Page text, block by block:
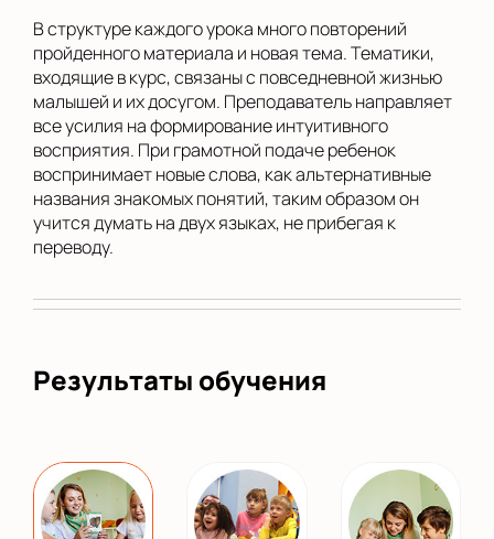
В структуре каждого урока много повторений
пройденного материала и новая тема. Тематики,
входящие в курс, связаны с повседневной жизнью
малышей и их досугом. Преподаватель направляет
все усилия на формирование интуитивного
восприятия. При грамотной подаче ребенок
воспринимает новые слова, как альтернативные
названия знакомых понятий, таким образом он
учится думать на двух языках, не прибегая к
переводу.
Результаты обучения